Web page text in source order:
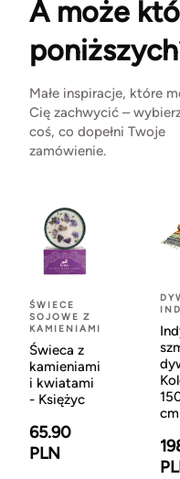
A może
Małe inspiracje, które
Cię zachwycić –
coś, co dopełni Twoje
zamówienie.
ŚWIECE
SOJOWE Z
KAMIENIAMI
Świeca z
kamieniami
i kwiatami
- Księżyc
65.90
PLN
cm